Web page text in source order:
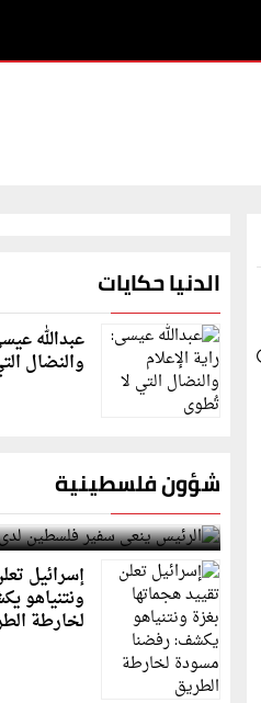
الدنيا حكايات
عبدالله
والنضال
شؤون فلسطينية
الرئيس ينعى سفير فلسطين
إسرائيل
ونتنياهو
لخارطة